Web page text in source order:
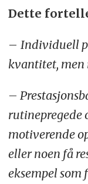
Dette
– Individuell
kvantitet, men
–
rutinepregede
motiverende
eller noen få
eksempel som